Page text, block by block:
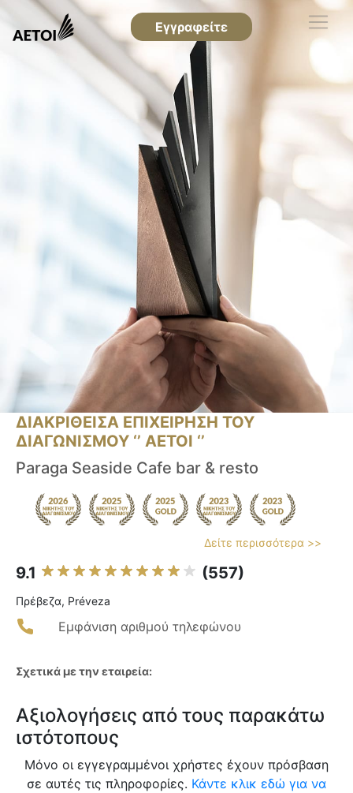
Εγγραφείτε
ΔΙΑΚΡΙΘΕΙΣΑ ΕΠΙΧΕΙΡΗΣΗ ΤΟΥ
ΔΙΑΓΩΝΙΣΜΟΥ ‘’ ΑΕΤΟΙ ‘’
Paraga Seaside Cafe bar & resto
Δείτε περισσότερα >>
9.1 (557)
Πρέβεζα, Préveza
Εμφάνιση αριθμού τηλεφώνου
Σχετικά με την εταιρεία:
Αξιολογήσεις από τους παρακάτω
ιστότοπους
Μόνο οι εγγεγραμμένοι χρήστες έχουν πρόσβαση
σε αυτές τις πληροφορίες. Κάντε κλικ εδώ για να